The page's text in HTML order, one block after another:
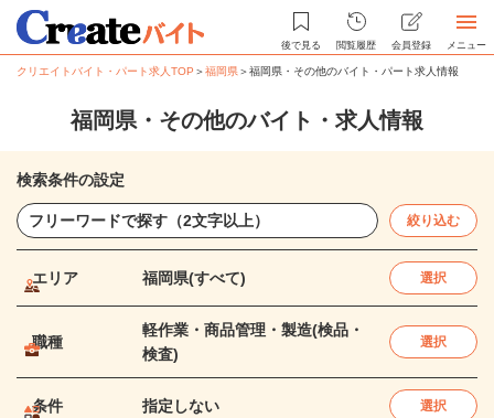
後で見る 閲覧履歴 会員登録 メニュー
クリエイトバイト・パート求人TOP ＞福岡県＞福岡県・その他のバイト・パート求人情報
福岡県・その他のバイト・求人情報
検索条件の設定
絞り込む
エリア 福岡県(すべて) 選択
職種
軽作業・商品管理・製造(検品・
検査)
選択
条件 指定しない 選択